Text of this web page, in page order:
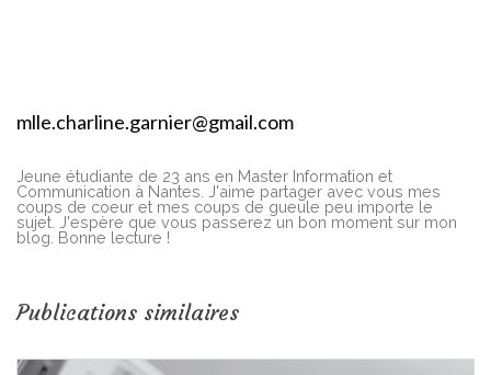
mlle.charline.garnier@gmail.com
Jeune étudiante de 23 ans en Master Information et
Communication à Nantes. J'aime partager avec vous mes
coups de coeur et mes coups de gueule peu importe le
sujet. J'espère que vous passerez un bon moment sur mon
blog. Bonne lecture !
Publications similaires